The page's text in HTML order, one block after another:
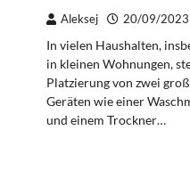
Aleksej 20/09/2023
In vielen Haushalten,
in kleinen Wohnungen,
Platzierung von zwei
Geräten wie einer
und einem Trockner…